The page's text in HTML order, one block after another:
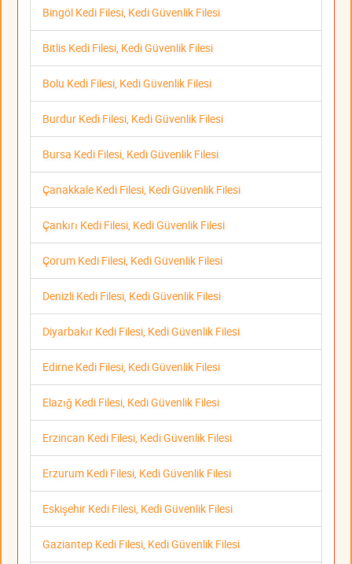
Bingöl Kedi Filesi, Kedi Güvenlik Filesi
Bitlis Kedi Filesi, Kedi Güvenlik Filesi
Bolu Kedi Filesi, Kedi Güvenlik Filesi
Burdur Kedi Filesi, Kedi Güvenlik Filesi
Bursa Kedi Filesi, Kedi Güvenlik Filesi
Çanakkale Kedi Filesi, Kedi Güvenlik Filesi
Çankırı Kedi Filesi, Kedi Güvenlik Filesi
Çorum Kedi Filesi, Kedi Güvenlik Filesi
Denizli Kedi Filesi, Kedi Güvenlik Filesi
Diyarbakır Kedi Filesi, Kedi Güvenlik Filesi
Edirne Kedi Filesi, Kedi Güvenlik Filesi
Elazığ Kedi Filesi, Kedi Güvenlik Filesi
Erzincan Kedi Filesi, Kedi Güvenlik Filesi
Erzurum Kedi Filesi, Kedi Güvenlik Filesi
Eskişehir Kedi Filesi, Kedi Güvenlik Filesi
Gaziantep Kedi Filesi, Kedi Güvenlik Filesi